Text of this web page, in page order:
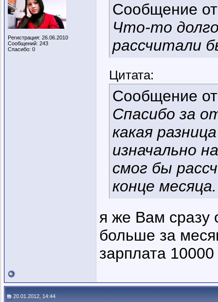
Регистрация: 26.06.2010
Сообщений: 243
Спасибо: 0
Сообщение
Что-то
рассчитали
Цитата:
Сообщение
Спасибо за
какая
изначально
смог бы
конце месяца.
я же Вам сразу
больше за
зарплата
20.01.2012, 14:44